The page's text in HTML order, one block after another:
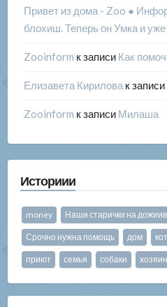
Привет из дома - Zoo ●
блохиш. Теперь он Умка и
Zooinform к записи Как
Елизавета Кириловак записи
Zooinform к записи Милаша
Историии
money Наши старички на
Срочно нужна помощь дом
приют семья собаки хозяин